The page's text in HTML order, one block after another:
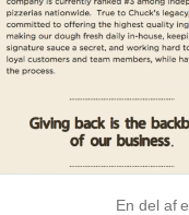
En del af